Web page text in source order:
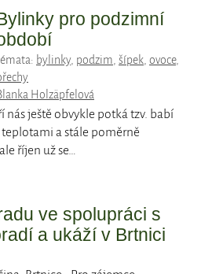
pro podzimní
bylinky, podzim, šípek, ovoce,
Holzäpfelová
nás ještě obvykle potká tzv. babí
a stále poměrně
říjen už se…
ve spolupráci s
a ukáží v Brtnici